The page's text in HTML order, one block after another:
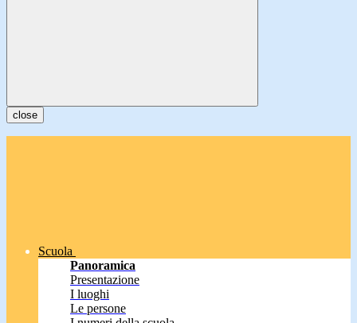
close
Scuola
Panoramica
Presentazione
I luoghi
Le persone